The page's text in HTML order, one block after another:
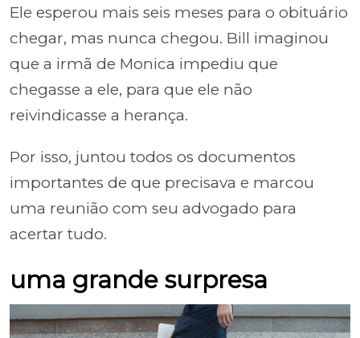
Ele esperou mais seis meses para o obituário
chegar, mas nunca chegou. Bill imaginou
que a irmã de Monica impediu que
chegasse a ele, para que ele não
reivindicasse a herança.
Por isso, juntou todos os documentos
importantes de que precisava e marcou
uma reunião com seu advogado para
acertar tudo.
uma grande surpresa